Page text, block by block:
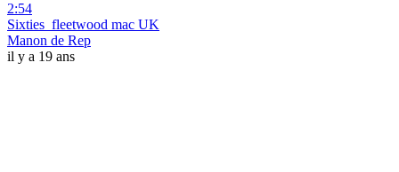
2:54
Sixties_fleetwood mac UK
Manon de Rep
il y a 19 ans